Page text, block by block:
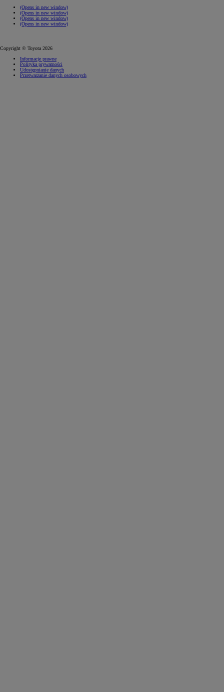
(Opens in new window)
(Opens in new window)
(Opens in new window)
(Opens in new window)
Copyright © Toyota 2026
Informacje prawne
Polityka prywatności
Udostępnianie danych
Przetwarzanie danych osobowych